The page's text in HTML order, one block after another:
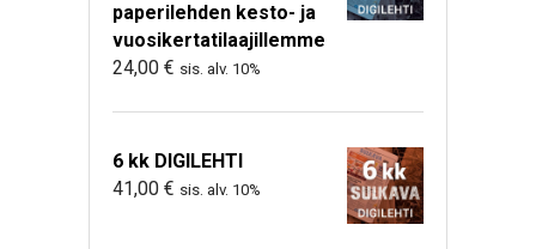
paperilehden kesto- ja
vuosikertatilaajillemme
24,00 € sis. alv. 10%
6 kk DIGILEHTI
41,00 € sis. alv. 10%